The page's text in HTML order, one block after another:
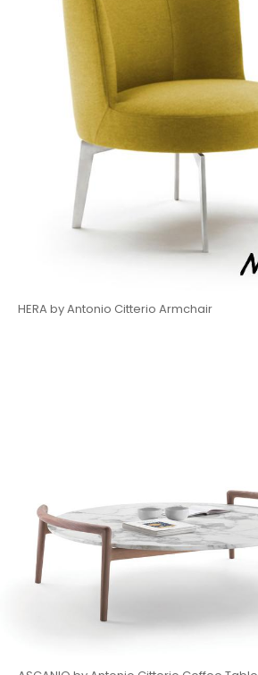
HERA by Antonio Citterio Armchair